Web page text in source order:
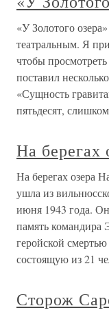
«У Золотого
театральным. Я
чтобы
поставил
«Сущность
пятьдесят, слишком
На берегах
На берегах озера
ушла из
июня 1943 года.
память
геройской
состоящую из 21
Сторож